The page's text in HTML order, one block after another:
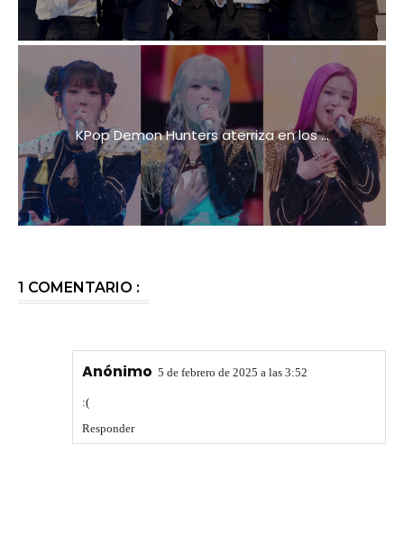
KPop Demon Hunters aterriza en los ...
1 COMENTARIO :
Anónimo 5 de febrero de 2025 a las 3:52
:(
Responder